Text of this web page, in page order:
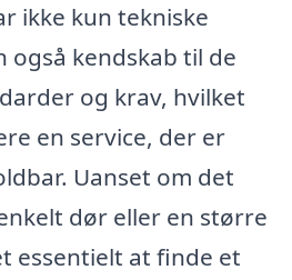
ikke kun tekniske
kendskab til de
og krav, hvilket
en service, der er
Uanset om det
dør eller en større
essentielt at finde et